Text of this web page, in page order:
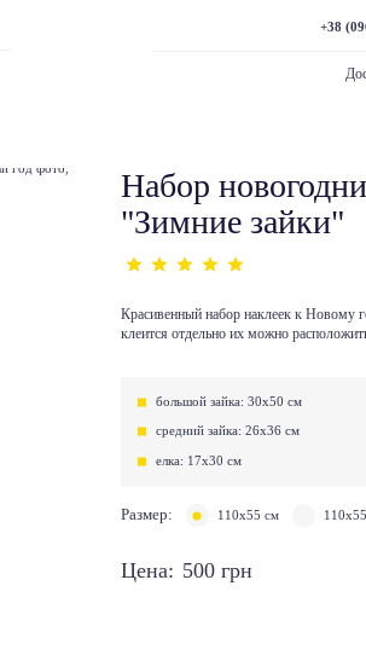
+38
Набор
"Зимние зайки"
Красивенный набор наклеек к Новому
клеится отдельно их можно
большой зайка: 30х50 см
средний зайка: 26х36 см
елка: 17х30 см
Размер: 110х55 см
Цена: 500 грн